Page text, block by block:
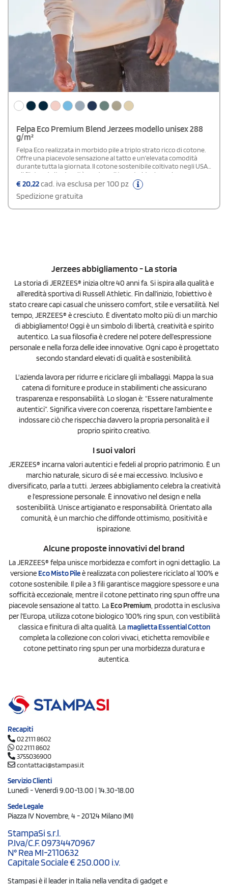
Felpa Eco Premium Blend Jerzees modello unisex 288
g/m²
Felpa Eco realizzata in morbido pile a triplo strato ricco di cotone.
Offre una piacevole sensazione al tatto e un’elevata comodità
durante tutta la giornata. Il cotone sostenibile coltivato negli USA
e il filato ad alta densità rendono il tessuto ideale per la
personalizzazione con stampa o logo. Il cappuccio foderato in
jersey a doppio strato, con occhielli e cordoncino piatto tono su
tono, aggiunge un dettaglio curato e moderno. Le doppie
impunture su collo, giromanica e fondo, insieme alla fettuccia
€20,22cad. iva esclusa per 100 pz
Spedizione gratuita
Jerzees abbigliamento - La storia
La storia di JERZEES® inizia oltre 40 anni fa. Si ispira alla qualità e
all’eredità sportiva di Russell Athletic. Fin dall’inizio, l’obiettivo è
stato creare capi casual che unissero comfort, stile e versatilità. Nel
tempo, JERZEES® è cresciuto. È diventato molto più di un marchio
di abbigliamento! Oggi è un simbolo di libertà, creatività e spirito
autentico. La sua filosofia è credere nel potere dell’espressione
personale e nella forza delle idee innovative. Ogni capo è progettato
secondo standard elevati di qualità e sostenibilità.
L'azienda lavora per ridurre e riciclare gli imballaggi. Mappa la sua
catena di forniture e produce in stabilimenti che assicurano
trasparenza e responsabilità. Lo slogan è: “Essere naturalmente
autentici”. Significa vivere con coerenza, rispettare l’ambiente e
indossare ciò che rispecchia davvero la propria personalità e il
proprio spirito creativo.
I suoi valori
JERZEES® incarna valori autentici e fedeli al proprio patrimonio. È un
marchio naturale, sicuro di sé e mai eccessivo. Inclusivo e
diversificato, parla a tutti. Jerzees abbigliamento celebra la creatività
e l’espressione personale. È innovativo nel design e nella
sostenibilità. Unisce artigianato e responsabilità. Orientato alla
comunità, è un marchio che diffonde ottimismo, positività e
ispirazione.
Alcune proposte innovativi del brand
La JERZEES® felpa unisce morbidezza e comfort in ogni dettaglio. La
versione Eco Misto Pileè realizzata con poliestere riciclato al 100% e
cotone sostenibile. Il pile a 3 fili garantisce maggiore spessore e una
sofficità eccezionale, mentre il cotone pettinato ring spun offre una
piacevole sensazione al tatto. La Eco Premium, prodotta in esclusiva
per l’Europa, utilizza cotone biologico 100% ring spun, con vestibilità
classica e finitura di alta qualità. Lamaglietta Essential Cotton
completa la collezione con colori vivaci, etichetta removibile e
cotone pettinato ring spun per una morbidezza duratura e
autentica.
Recapiti
02 2111 8602
02 2111 8602
3755036900
contattaci@stampasi.it
Servizio Clienti
Lunedì - Venerdì 9.00-13.00 | 14.30-18.00
Sede Legale
Piazza IV Novembre, 4 - 20124 Milano (MI)
StampaSi s.r.l.
P.Iva/C.F. 09734470967
N° Rea MI-2110632
Capitale Sociale € 250.000 i.v.
Stampasi è il leader in Italia nella vendita di gadget e